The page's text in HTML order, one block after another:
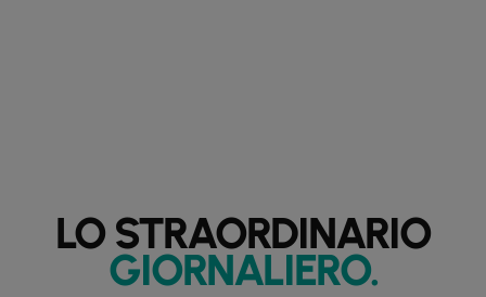
LO STRAORDINARIO
GIORNALIERO.